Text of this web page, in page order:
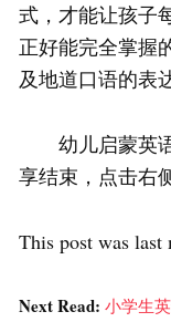
式，才能让孩子
正好能完全掌握
及地道口语的表
幼儿启蒙英语
享结束，点击右
This post was
Next Read: 小学生